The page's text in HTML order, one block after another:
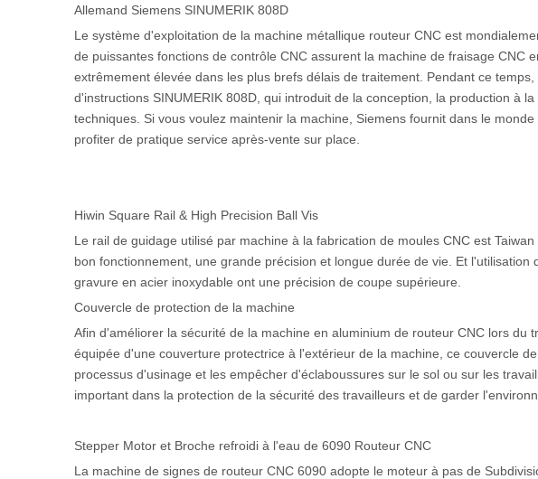
Allemand Siemens SINUMERIK 808D
Le système d'exploitation de la machine métallique routeur CNC est
de puissantes fonctions de contrôle CNC assurent la machine de fraisage CNC
extrêmement élevée dans les plus brefs délais de traitement. Pendant ce
d'instructions SINUMERIK 808D, qui introduit de la conception, la production à
techniques. Si vous voulez maintenir la machine, Siemens fournit dans le
profiter de pratique service après-vente sur place.
Hiwin Square Rail & High Precision Ball Vis
Le rail de guidage utilisé par machine à la fabrication de moules CNC est
bon fonctionnement, une grande précision et longue durée de vie. Et
gravure en acier inoxydable ont une précision de coupe supérieure.
Couvercle de protection de la machine
Afin d'améliorer la sécurité de la machine en aluminium de routeur CNC lors du
équipée d'une couverture protectrice à l'extérieur de la machine, ce couvercle
processus d'usinage et les empêcher d'éclaboussures sur le sol ou sur les
important dans la protection de la sécurité des travailleurs et de garder
Stepper Motor et Broche refroidi à l'eau de 6090 Routeur CNC
La machine de signes de routeur CNC 6090 adopte le moteur à pas de